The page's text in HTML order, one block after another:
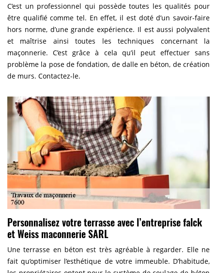
C’est un professionnel qui possède toutes les qualités pour
être qualifié comme tel. En effet, il est doté d’un savoir-faire
hors norme, d’une grande expérience. Il est aussi polyvalent
et maîtrise ainsi toutes les techniques concernant la
maçonnerie. C’est grâce à cela qu’il peut effectuer sans
problème la pose de fondation, de dalle en béton, de création
de murs. Contactez-le.
Personnalisez votre terrasse avec l’entreprise falck
et Weiss maconnerie SARL
Une terrasse en béton est très agréable à regarder. Elle ne
fait qu’optimiser l’esthétique de votre immeuble. D’habitude,